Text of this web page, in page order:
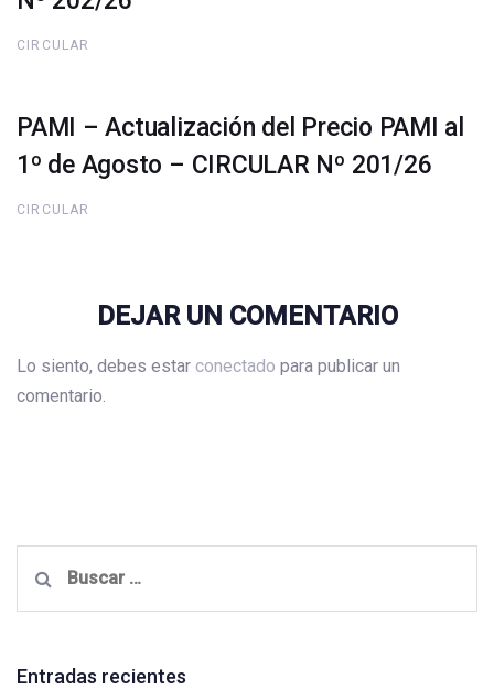
CIRCULAR
PAMI – Actualización del Precio PAMI al
1º de Agosto – CIRCULAR Nº 201/26
CIRCULAR
DEJAR UN COMENTARIO
Lo siento, debes estar conectado para publicar un
comentario.
Entradas recientes